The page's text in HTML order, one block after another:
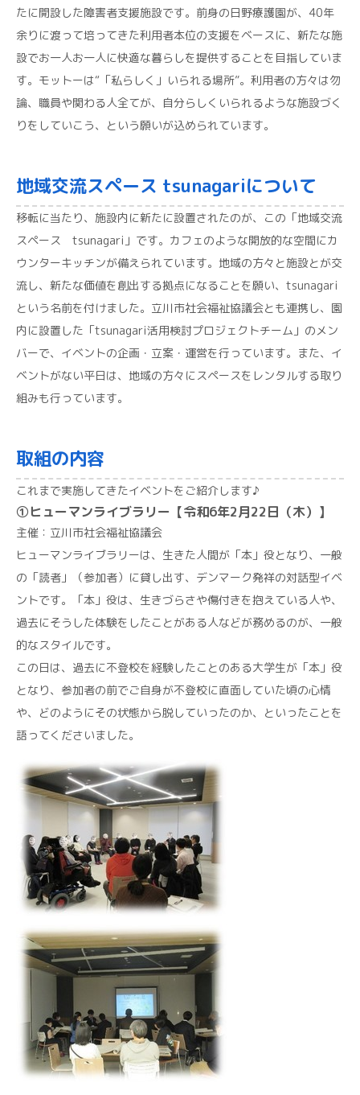
たに開設した障害者支援施設です。前身の日野療護園が、40年
余りに渡って培ってきた利用者本位の支援をベースに、新たな施
設でお一人お一人に快適な暮らしを提供することを目指していま
す。モットーは“「私らしく」いられる場所”。利用者の方々は勿
論、職員や関わる人全てが、自分らしくいられるような施設づく
りをしていこう、という願いが込められています。
地域交流スペース tsunagariについて
移転に当たり、施設内に新たに設置されたのが、この「地域交流
スペース tsunagari」です。カフェのような開放的な空間にカ
ウンターキッチンが備えられています。地域の方々と施設とが交
流し、新たな価値を創出する拠点になることを願い、tsunagari
という名前を付けました。立川市社会福祉協議会とも連携し、園
内に設置した「tsunagari活用検討プロジェクトチーム」のメン
バーで、イベントの企画・立案・運営を行っています。また、イ
ベントがない平日は、地域の方々にスペースをレンタルする取り
組みも行っています。
取組の内容
これまで実施してきたイベントをご紹介します♪
①ヒューマンライブラリー【令和6年2月22日（木）】
主催：立川市社会福祉協議会
ヒューマンライブラリーは、生きた人間が「本」役となり、一般
の「読者」（参加者）に貸し出す、デンマーク発祥の対話型イベ
ントです。「本」役は、生きづらさや傷付きを抱えている人や、
過去にそうした体験をしたことがある人などが務めるのが、一般
的なスタイルです。
この日は、過去に不登校を経験したことのある大学生が「本」役
となり、参加者の前でご自身が不登校に直面していた頃の心情
や、どのようにその状態から脱していったのか、といったことを
語ってくださいました。